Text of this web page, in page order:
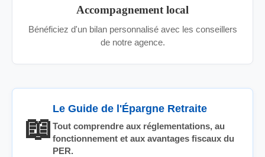
Accompagnement local
Bénéficiez d'un bilan personnalisé avec les conseillers
de notre agence.
📖
Le Guide de l'Épargne Retraite
Tout comprendre aux réglementations, au
fonctionnement et aux avantages fiscaux du
PER.